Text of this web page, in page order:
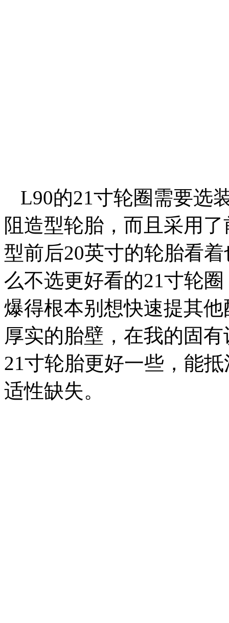
L90的21寸轮圈需要选
阻造型轮胎，而且采用
型前后20英寸的轮胎看
么不选更好看的21寸轮
爆得根本别想快速提其
厚实的胎壁，在我的固
21寸轮胎更好一些，能
适性缺失。